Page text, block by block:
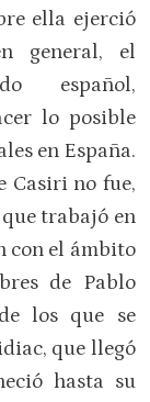
ella ejerció
general, el
español,
lo posible
en España.
Casiri no fue,
trabajó en
con el ámbito
de Pablo
los que se
que llegó
hasta su